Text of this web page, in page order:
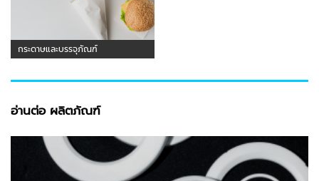
กระดาษและบรรจุภัณฑ์
อ่านต่อ ผลิตภัณฑ์